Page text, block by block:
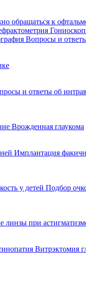
обращаться к
Вопросы и
и ответы об
Врожденная глаукома
Имплантация
у детей Подбор
линзы при
Витрэктомия